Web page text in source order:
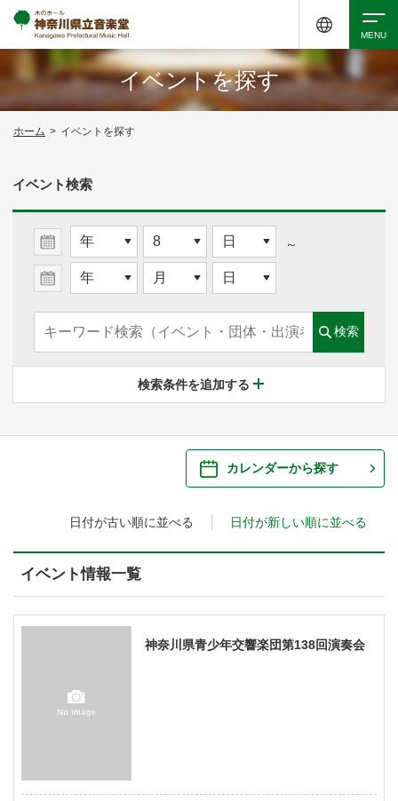
イベントを探す
・ イベント一覧
・ イベントカレンダー
・ 館内サービス・アクセシビリティ
・ よくある質問
・ 施設を借りる
・ 空き状況
音楽堂について
・ 音楽堂のご案内
・ 建築見学ツアー
神奈川県立音楽堂
SNS
検索
イベントを探す
ホーム > イベントを探す
イベント検索
～
検索
検索条件を追加する
カレンダーから探す
日付が古い順に並べる 日付が新しい順に並べる
イベント情報一覧
神奈川県青少年交響楽団第138回演奏会